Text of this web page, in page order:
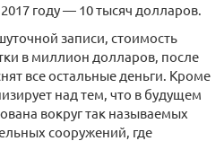
году — 10 тысяч долларов.
записи, стоимость
в миллион долларов, после
все остальные деньги. Кроме
над тем, что в будущем
вокруг так называемых
сооружений, где